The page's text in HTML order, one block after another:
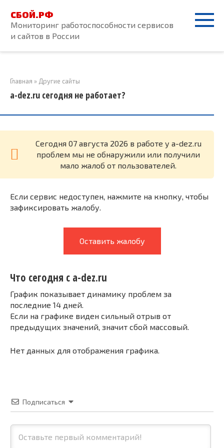
контенту
СБОЙ.РФ
Мониторинг работоспособности сервисов
и сайтов в России
Главная » Другие сайты
a-dez.ru сегодня не работает?
Cегодня 07 августа 2026 в работе у a-dez.ru
проблем мы не обнаружили или получили
мало жалоб от пользователей.
Если сервис недоступен, нажмите на кнопку, чтобы
зафиксировать жалобу.
Оставить жалобу
Что сегодня с a-dez.ru
График показывает динамику проблем за
последние 14 дней.
Если на графике виден сильный отрыв от
предыдущих значений, значит сбой массовый.
Нет данных для отображения графика.
Подписаться